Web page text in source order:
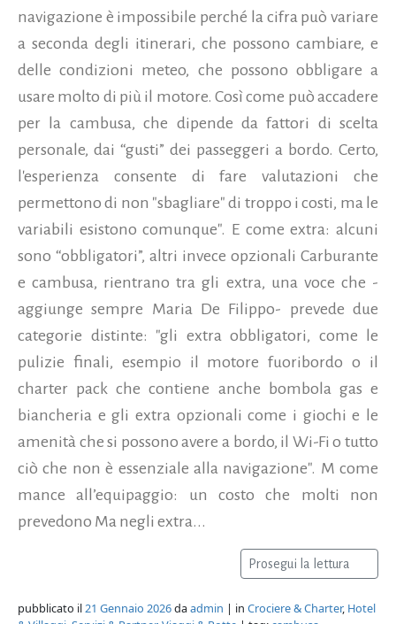
navigazione è impossibile perché la cifra può variare
a seconda degli itinerari, che possono cambiare, e
delle condizioni meteo, che possono obbligare a
usare molto di più il motore. Così come può accadere
per la cambusa, che dipende da fattori di scelta
personale, dai “gusti” dei passeggeri a bordo. Certo,
l'esperienza consente di fare valutazioni che
permettono di non "sbagliare" di troppo i costi, ma le
variabili esistono comunque". E come extra: alcuni
sono “obbligatori”, altri invece opzionali Carburante
e cambusa, rientrano tra gli extra, una voce che -
aggiunge sempre Maria De Filippo- prevede due
categorie distinte: "gli extra obbligatori, come le
pulizie finali, esempio il motore fuoribordo o il
charter pack che contiene anche bombola gas e
biancheria e gli extra opzionali come i giochi e le
amenità che si possono avere a bordo, il Wi-Fi o tutto
ciò che non è essenziale alla navigazione". M come
mance all’equipaggio: un costo che molti non
prevedono Ma negli extra...
Prosegui la lettura
pubblicato il21 Gennaio 2026daadmin | in Crociere & Charter, Hotel